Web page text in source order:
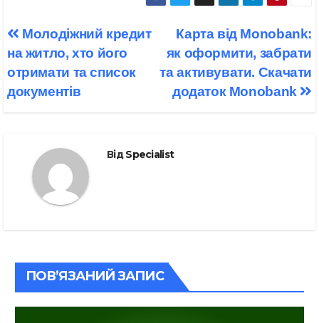
Навігація
записів
Карта від Monobank:
як оформити, забрати
та активувати. Скачати
додаток Monobank
Молодіжний кредит
на житло, хто його
отримати та список
документів
ВідSpecialist
ПОВ’ЯЗАНИЙ ЗАПИС